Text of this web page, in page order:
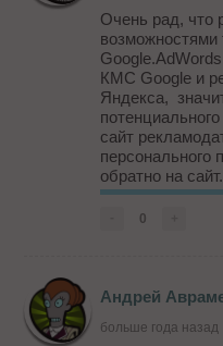
Очень рад, что
возможностями
КМС Google и
Яндекса,
сайт
персонального
обратно на
появления
графических
0
Андрей
больше года назад